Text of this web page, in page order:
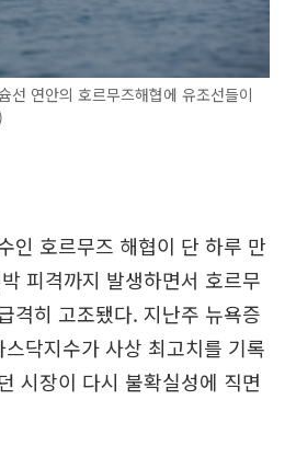
연안의 호르무즈해협에 유조선들이
인 호르무즈 해협이 단 하루 만
피격까지 발생하면서 호르무
격히 고조됐다. 지난주 뉴욕증
닥지수가 사상 최고치를 기록
시장이 다시 불확실성에 직면